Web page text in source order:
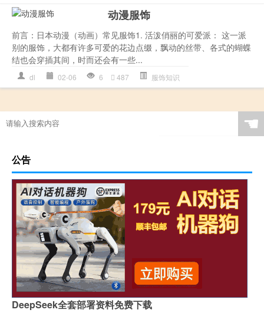
动漫服饰
前言：日本动漫（动画）常见服饰1. 活泼俏丽的可爱派： 这一派
别的服饰，大都有许多可爱的花边点缀，飘动的丝带、各式的蝴蝶
结也会穿插其间，时而还会有一些...
dl 02-06 6 487 服饰知识
☚
公告
DeepSeek全套部署资料免费下载